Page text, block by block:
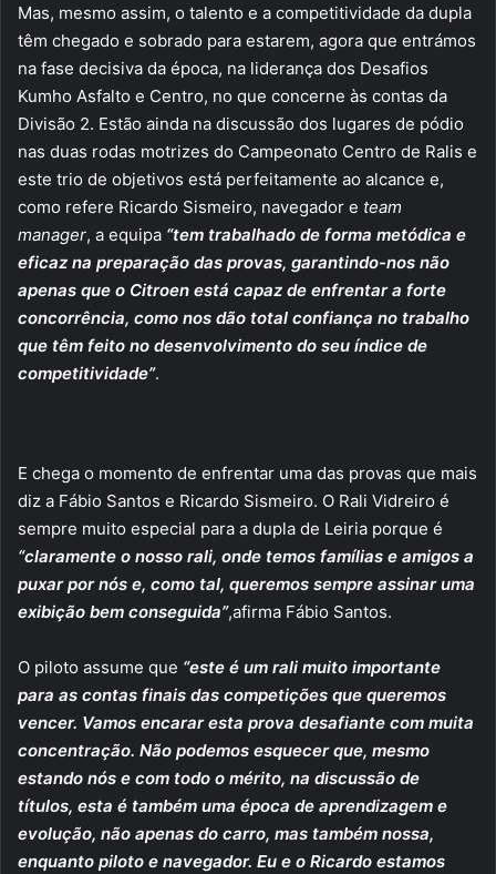
Mas, mesmo assim, o talento e a competitividade da dupla
têm chegado e sobrado para estarem, agora que entrámos
na fase decisiva da época, na liderança dos Desafios
Kumho Asfalto e Centro, no que concerne às contas da
Divisão 2. Estão ainda na discussão dos lugares de pódio
nas duas rodas motrizes do Campeonato Centro de Ralis e
este trio de objetivos está perfeitamente ao alcance e,
como refere Ricardo Sismeiro, navegador e team
manager, a equipa “tem trabalhado de forma metódica e
eficaz na preparação das provas, garantindo-nos não
apenas que o Citroen está capaz de enfrentar a forte
concorrência, como nos dão total confiança no trabalho
que têm feito no desenvolvimento do seu índice de
competitividade”.
E chega o momento de enfrentar uma das provas que mais
diz a Fábio Santos e Ricardo Sismeiro. O Rali Vidreiro é
sempre muito especial para a dupla de Leiria porque é
“claramente o nosso rali, onde temos famílias e amigos a
puxar por nós e, como tal, queremos sempre assinar uma
exibição bem conseguida”,afirma Fábio Santos.
O piloto assume que “este é um rali muito importante
para as contas finais das competições que queremos
vencer. Vamos encarar esta prova desafiante com muita
concentração. Não podemos esquecer que, mesmo
estando nós e com todo o mérito, na discussão de
títulos, esta é também uma época de aprendizagem e
evolução, não apenas do carro, mas também nossa,
enquanto piloto e navegador. Eu e o Ricardo estamos